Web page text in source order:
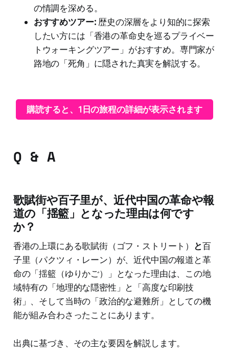
の情調を深める。
おすすめツアー: 歴史の深層をより知的に探索
したい方には「香港の革命史を巡るプライベー
トウォーキングツアー」がおすすめ。専門家が
路地の「死角」に隠された真実を解説する。
購読すると、1日の旅程の詳細が表示されます
Q & A
歌賦街や百子里が、近代中国の革命や報
道の「揺籃」となった理由は何です
か？
香港の上環にある歌賦街（ゴフ・ストリート） と百
子里（パクツィ・レーン）が、近代中国の報道と革
命の「揺籃（ゆりかご）」となった理由は、この地
域特有の「地理的な隠密性」と「高度な印刷技
術」、そして当時の「政治的な避難所」としての機
能が組み合わさったことにあります。
出典に基づき、その主な要因を解説します。